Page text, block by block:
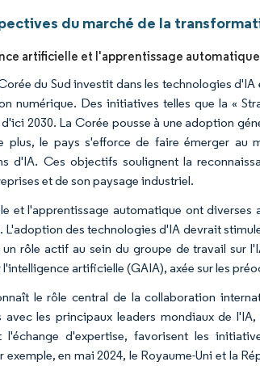
du marché de la
artificielle et l'apprentissage
du Sud investit dans les technologies
numérique. Des initiatives telles que la «
2030. La Corée pousse à une adoption
plus, le pays s'efforce de faire émerger au
d'IA. Ces objectifs soulignent la
et de son paysage industriel.
et l'apprentissage automatique ont
L'adoption des technologies d'IA devrait
rôle actif au sein du groupe de travail sur
artificielle (GAIA), axée sur les
le rôle central de la collaboration
avec les principaux leaders mondiaux de
l'échange d'expertise, favorisent les
en mai 2024, le Royaume-Uni et la